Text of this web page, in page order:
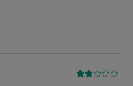
Váš účet byl odstraněn